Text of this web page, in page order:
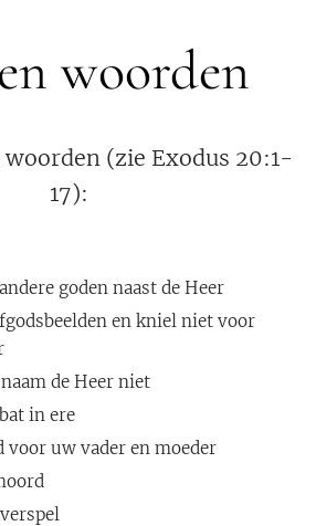
woorden
(zie Exodus 20:1-
17):
goden naast de Heer
en kniel niet voor
de Heer niet
in ere
voor uw vader en moeder